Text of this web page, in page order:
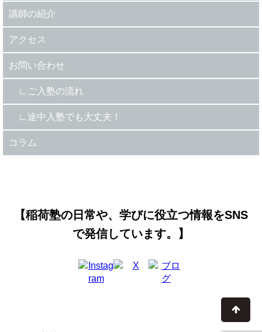
講師の紹介
アクセス
お問い合わせ
ご入塾の流れ
途中入塾でも大丈夫！
コラム
【稲荷塾の日常や、学びに役立つ情報をSNS
で発信しています。】